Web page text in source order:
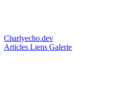
Charlyecho.dev
Articles Liens Galerie